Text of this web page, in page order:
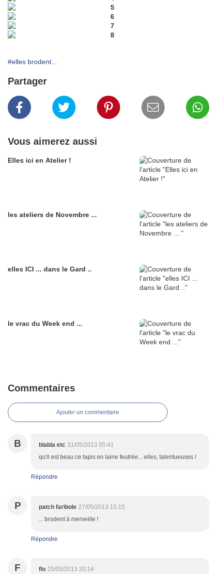
#elles brodent...
Partager
Vous aimerez aussi
Elles ici en Atelier !
les ateliers de Novembre ...
elles ICI ... dans le Gard ..
le vrac du Week end ...
Commentaires
Ajouter un commentaire
B blabla etc 31/05/2013 05:41
qu'il est beau ce tapis en laine feutrée... elles, talentueuses !
Répondre
P patch faribole 27/05/2013 15:15
... brodent à merveille !
Répondre
F flo 25/05/2013 20:14